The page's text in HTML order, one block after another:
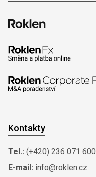
Kontakty
Tel.: (+420) 236 071 600
E-mail: info@roklen.cz